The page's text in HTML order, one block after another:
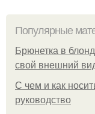
Популярные
Брюнетка в
свой внешний
С чем и как
руководство